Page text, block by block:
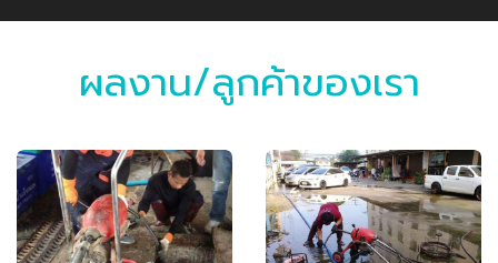
ผลงาน/ลูกค้าของเรา